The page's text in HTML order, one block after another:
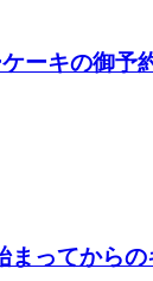
ーキの御予
ってから